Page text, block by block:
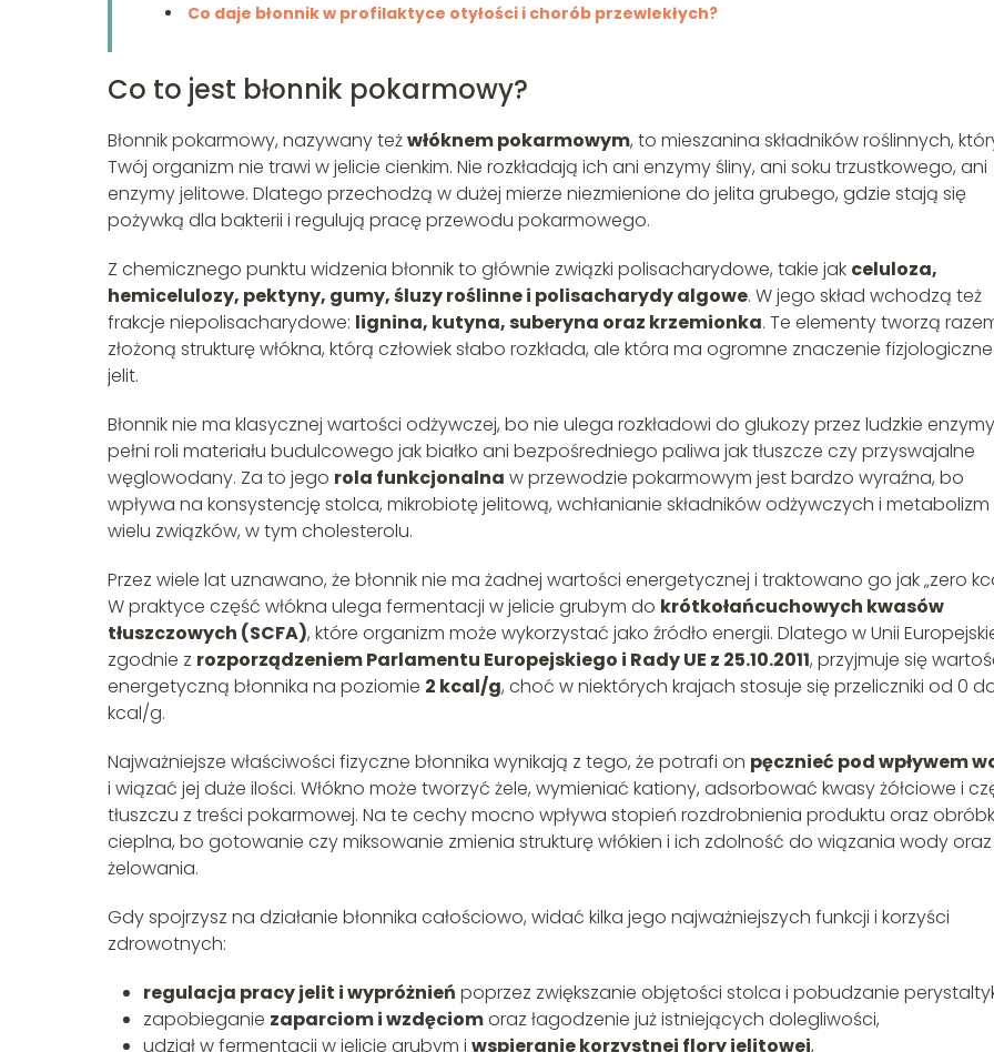
Co daje błonnik w profilaktyce otyłości i chorób przewlekłych?
Co to jest błonnik pokarmowy?
Błonnik pokarmowy, nazywany teżwłóknem pokarmowym, to mieszanina składników roślinnych,
Twój organizm nie trawi w jelicie cienkim. Nie rozkładają ich ani enzymy śliny, ani soku trzustkowego, ani
enzymy jelitowe. Dlatego przechodzą w dużej mierze niezmienione do jelita grubego, gdzie stają się
pożywką dla bakterii i regulują pracę przewodu pokarmowego.
Z chemicznego punktu widzenia błonnik to głównie związki polisacharydowe, takie jak celuloza,
hemicelulozy, pektyny, gumy, śluzy roślinne i polisacharydy algowe. W jego skład wchodzą też
frakcje niepolisacharydowe: lignina, kutyna, suberyna oraz krzemionka. Te elementy tworzą
złożoną strukturę włókna, którą człowiek słabo rozkłada, ale która ma ogromne znaczenie
jelit.
Błonnik nie ma klasycznej wartości odżywczej, bo nie ulega rozkładowi do glukozy przez ludzkie
pełni roli materiału budulcowego jak białko ani bezpośredniego paliwa jak tłuszcze czy przyswajalne
węglowodany. Za to jego rola funkcjonalna w przewodzie pokarmowym jest bardzo wyraźna, bo
wpływa na konsystencję stolca, mikrobiotę jelitową, wchłanianie składników odżywczych i metabolizm
wielu związków, w tym cholesterolu.
Przez wiele lat uznawano, że błonnik nie ma żadnej wartości energetycznej i traktowano go jak „zero
W praktyce część włókna ulega fermentacji w jelicie grubym do krótkołańcuchowych kwasów
tłuszczowych (SCFA), które organizm może wykorzystać jako źródło energii. Dlatego w Unii
zgodnie z rozporządzeniem Parlamentu Europejskiego i Rady UE z 25.10.2011, przyjmuje się
energetyczną błonnika na poziomie 2 kcal/g, choć w niektórych krajach stosuje się przeliczniki od 0
kcal/g.
Najważniejsze właściwości fizyczne błonnika wynikają z tego, że potrafi on pęcznieć pod wpływem
i wiązać jej duże ilości. Włókno może tworzyć żele, wymieniać kationy, adsorbować kwasy żółciowe i
tłuszczu z treści pokarmowej. Na te cechy mocno wpływa stopień rozdrobnienia produktu oraz
cieplna, bo gotowanie czy miksowanie zmienia strukturę włókien i ich zdolność do wiązania wody oraz
żelowania.
Gdy spojrzysz na działanie błonnika całościowo, widać kilka jego najważniejszych funkcji i korzyści
zdrowotnych:
regulacja pracy jelit i wypróżnień poprzez zwiększanie objętości stolca i pobudzanie
zapobieganie zaparciom i wzdęciomoraz łagodzenie już istniejących dolegliwości,
udział w fermentacji w jelicie grubym i wspieranie korzystnej flory jelitowej,